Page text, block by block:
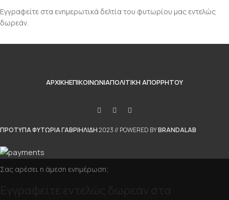
Εγγραφείτε στα ενημερωτικά δελτία του φυτωρίου μας εντελώς
δωρεάν.
ΑΡΧΙΚΉΕΠΙΚΟΙΝΩΝΊΑΠΟΛΙΤΙΚΉ ΑΠΟΡΡΉΤΟΥ
ΠΡΟΤΥΠΑ ΦΥΤΩΡΙΑ ΓΑΒΡΙΗΛΙΔΗ2023 // POWERED BYBRANDALAB
Σας αρέσει η άμεση ενημέρωση;